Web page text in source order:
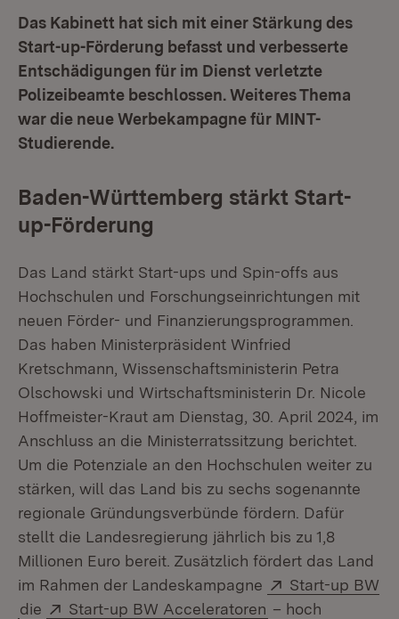
Das Kabinett hat sich mit einer Stärkung des
Start-up-Förderung befasst und verbesserte
Entschädigungen für im Dienst verletzte
Polizeibeamte beschlossen. Weiteres Thema
war die neue Werbekampagne für MINT-
Studierende.
Baden-Württemberg stärkt Start-
up-Förderung
Das Land stärkt Start-ups und Spin-offs aus
Hochschulen und Forschungseinrichtungen mit
neuen Förder- und Finanzierungsprogrammen.
Das haben Ministerpräsident Winfried
Kretschmann, Wissenschaftsministerin Petra
Olschowski und Wirtschaftsministerin Dr. Nicole
Hoffmeister-Kraut am Dienstag, 30. April 2024, im
Anschluss an die Ministerratssitzung berichtet.
Um die Potenziale an den Hochschulen weiter zu
stärken, will das Land bis zu sechs sogenannte
regionale Gründungsverbünde fördern. Dafür
stellt die Landesregierung jährlich bis zu 1,8
Millionen Euro bereit. Zusätzlich fördert das Land
im Rahmen der Landeskampagne
Extern:
Start-up BW
(Öffnet in neuem Fenster)
die Extern:
Start-up BW Acceleratoren (Öffnet in neuem
– hoch